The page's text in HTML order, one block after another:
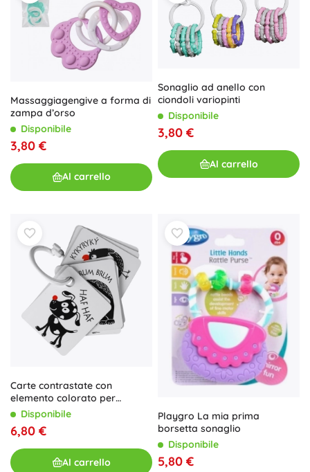
Massaggiagengive a forma di
zampa d’orso
Disponibile
3,80 €
Al carrello
Sonaglio ad anello con
ciondoli variopinti
Disponibile
3,80 €
Al carrello
Carte contrastate con
elemento colorato per
neonati
Disponibile
6,80 €
Al carrello
Playgro La mia prima
borsetta sonaglio
Disponibile
5,80 €